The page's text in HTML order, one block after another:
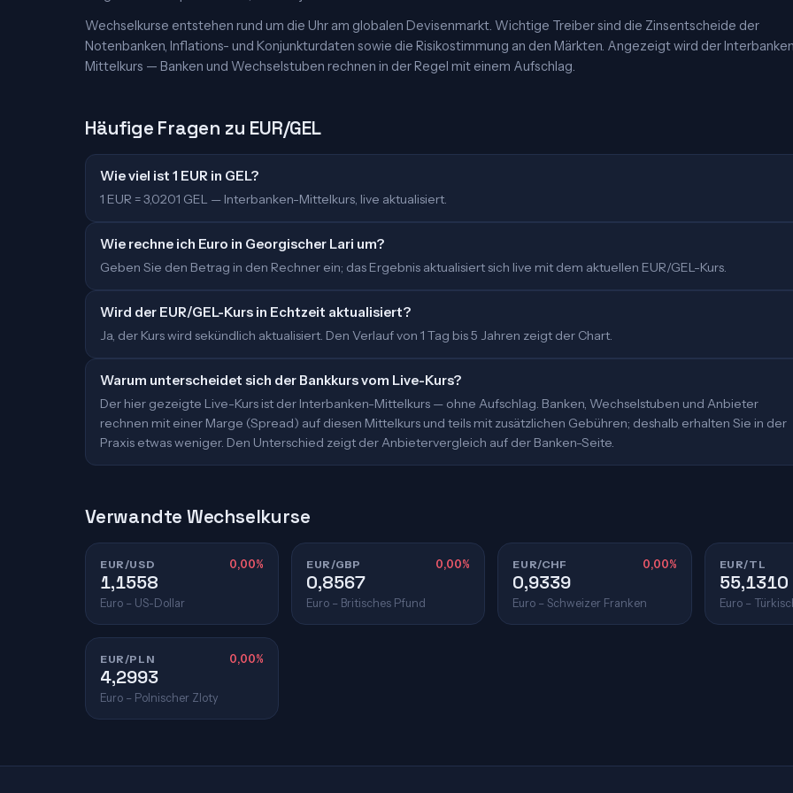
Wechselkurse entstehen rund um die Uhr am globalen Devisenmarkt. Wichtige Treiber sind die Zinsentscheide der
Notenbanken, Inflations- und Konjunkturdaten sowie die Risikostimmung an den Märkten. Angezeigt wird der
Mittelkurs — Banken und Wechselstuben rechnen in der Regel mit einem Aufschlag.
Häufige Fragen zu EUR/GEL
Wie viel ist 1 EUR in GEL?
1 EUR = 3,0201 GEL — Interbanken-Mittelkurs, live aktualisiert.
Wie rechne ich Euro in Georgischer Lari um?
Geben Sie den Betrag in den Rechner ein; das Ergebnis aktualisiert sich live mit dem aktuellen EUR/GEL-Kurs.
Wird der EUR/GEL-Kurs in Echtzeit aktualisiert?
Ja, der Kurs wird sekündlich aktualisiert. Den Verlauf von 1 Tag bis 5 Jahren zeigt der Chart.
Warum unterscheidet sich der Bankkurs vom Live-Kurs?
Der hier gezeigte Live-Kurs ist der Interbanken-Mittelkurs — ohne Aufschlag. Banken, Wechselstuben und Anbieter
rechnen mit einer Marge (Spread) auf diesen Mittelkurs und teils mit zusätzlichen Gebühren; deshalb erhalten Sie in der
Praxis etwas weniger. Den Unterschied zeigt der Anbietervergleich auf der Banken-Seite.
Verwandte Wechselkurse
EUR/USD 0,00%
1,1558
Euro – US-Dollar
EUR/GBP 0,00%
0,8567
Euro – Britisches Pfund
EUR/CHF 0,00%
0,9339
Euro – Schweizer Franken
EUR/TL
55,1310
Euro –
EUR/PLN 0,00%
4,2993
Euro – Polnischer Zloty